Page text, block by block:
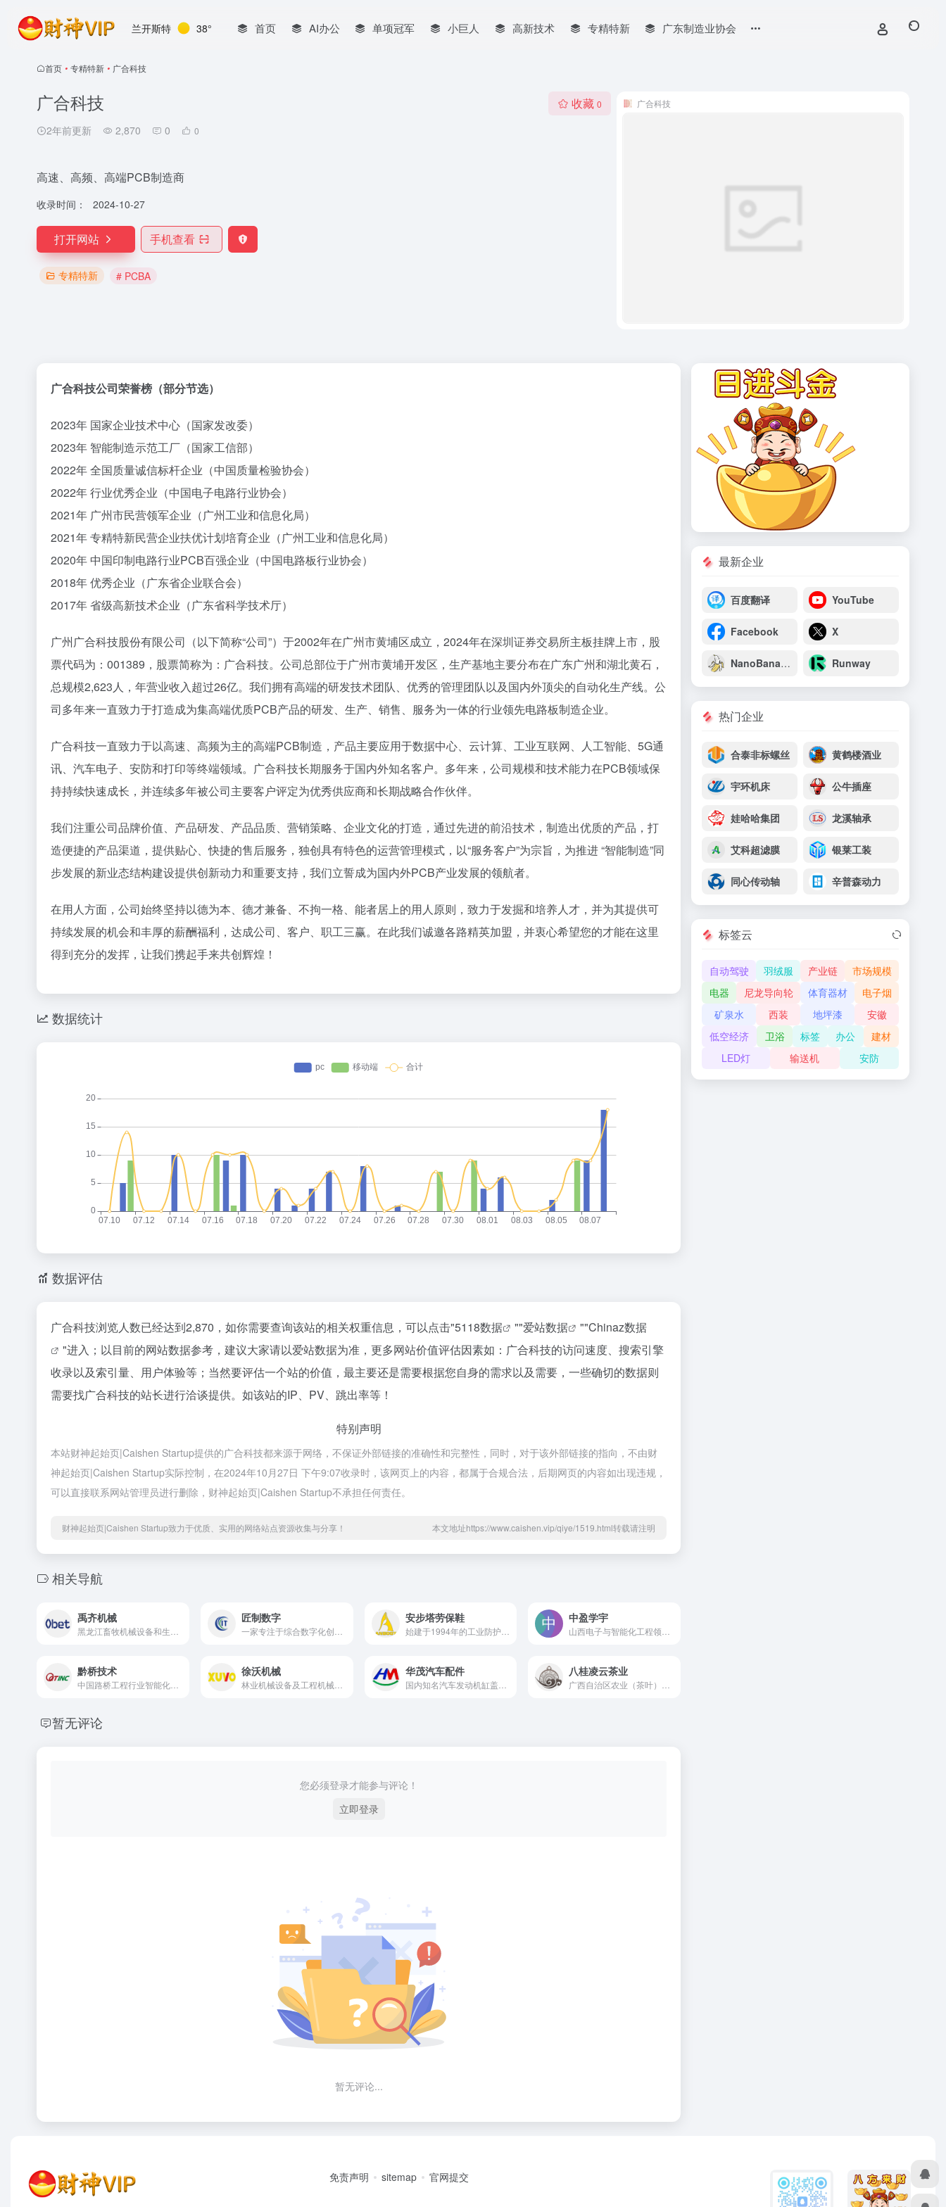
兰开斯特 38° 首页 AI办公 单项冠军 小巨人 高新技术 专精特新 广东制造业协会
首页 • 专精特新 • 广合科技
广合科技
2年前更新 2,870 0 0
收藏 0
高速、高频、高端PCB制造商
收录时间： 2024-10-27
打开网站 手机查看
专精特新 # PCBA
广合科技
广合科技公司荣誉榜（部分节选）
2023年 国家企业技术中心（国家发改委）
2023年 智能制造示范工厂（国家工信部）
2022年 全国质量诚信标杆企业（中国质量检验协会）
2022年 行业优秀企业（中国电子电路行业协会）
2021年 广州市民营领军企业（广州工业和信息化局）
2021年 专精特新民营企业扶优计划培育企业（广州工业和信息化局）
2020年 中国印制电路行业PCB百强企业（中国电路板行业协会）
2018年 优秀企业（广东省企业联合会）
2017年 省级高新技术企业（广东省科学技术厅）
广州广合科技股份有限公司（以下简称“公司”）于2002年在广州市黄埔区成立，2024年在深圳证券交易所主板挂牌上市，股
票代码为：001389，股票简称为：广合科技。公司总部位于广州市黄埔开发区，生产基地主要分布在广东广州和湖北黄石，
总规模2,623人，年营业收入超过26亿。我们拥有高端的研发技术团队、优秀的管理团队以及国内外顶尖的自动化生产线。公
司多年来一直致力于打造成为集高端优质PCB产品的研发、生产、销售、服务为一体的行业领先电路板制造企业。
广合科技一直致力于以高速、高频为主的高端PCB制造，产品主要应用于数据中心、云计算、工业互联网、人工智能、5G通
讯、汽车电子、安防和打印等终端领域。广合科技长期服务于国内外知名客户。多年来，公司规模和技术能力在PCB领域保
持持续快速成长，并连续多年被公司主要客户评定为优秀供应商和长期战略合作伙伴。
我们注重公司品牌价值、产品研发、产品品质、营销策略、企业文化的打造，通过先进的前沿技术，制造出优质的产品，打
造便捷的产品渠道，提供贴心、快捷的售后服务，独创具有特色的运营管理模式，以“服务客户”为宗旨，为推进 “智能制造”同
步发展的新业态结构建设提供创新动力和重要支持，我们立誓成为国内外PCB产业发展的领航者。
在用人方面，公司始终坚持以德为本、德才兼备、不拘一格、能者居上的用人原则，致力于发掘和培养人才，并为其提供可
持续发展的机会和丰厚的薪酬福利，达成公司、客户、职工三赢。在此我们诚邀各路精英加盟，并衷心希望您的才能在这里
得到充分的发挥，让我们携起手来共创辉煌！
数据统计
数据评估
广合科技浏览人数已经达到2,870，如你需要查询该站的相关权重信息，可以点击"5118数据 ""爱站数据 ""Chinaz数据
"进入；以目前的网站数据参考，建议大家请以爱站数据为准，更多网站价值评估因素如：广合科技的访问速度、搜索引擎
收录以及索引量、用户体验等；当然要评估一个站的价值，最主要还是需要根据您自身的需求以及需要，一些确切的数据则
需要找广合科技的站长进行洽谈提供。如该站的IP、PV、跳出率等！
特别声明
本站财神起始页|Caishen Startup提供的广合科技都来源于网络，不保证外部链接的准确性和完整性，同时，对于该外部链接的指向，不由财
神起始页|Caishen Startup实际控制，在2024年10月27日 下午9:07收录时，该网页上的内容，都属于合规合法，后期网页的内容如出现违规，
可以直接联系网站管理员进行删除，财神起始页|Caishen Startup不承担任何责任。
财神起始页|Caishen Startup致力于优质、实用的网络站点资源收集与分享！ 本文地址https://www.caishen.vip/qiye/1519.html转载请注明
相关导航
禹齐机械 匠制数字 安步塔劳保鞋 中盈学宇
黔桥技术 徐沃机械 华茂汽车配件 八桂凌云茶业
暂无评论
您必须登录才能参与评论！
立即登录
暂无评论...
最新企业
百度翻译 YouTube
Facebook X
NanoBanana Runway
热门企业
合泰非标螺丝 黄鹤楼酒业
宇环机床 公牛插座
娃哈哈集团 龙溪轴承
艾科超滤膜 银莱工装
同心传动轴 辛普森动力
标签云
自动驾驶 羽绒服 产业链
市场规模
电器
尼龙导向轮 体育器材
电子烟
矿泉水
西装 地坪漆
安徽
低空经济
卫浴 标签 办公
建材
LED灯
输送机 安防
免责声明 sitemap 官网提交